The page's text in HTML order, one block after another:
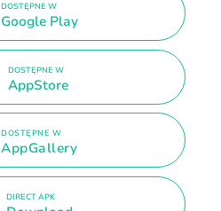
DOSTĘPNE W
Google Play
DOSTĘPNE W
AppStore
DOSTĘPNE W
AppGallery
DIRECT APK